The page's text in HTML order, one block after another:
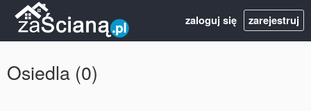
zaloguj się zarejestruj
Osiedla (0)